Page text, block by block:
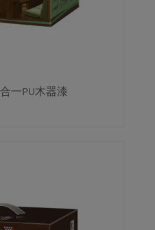
一PU木器漆